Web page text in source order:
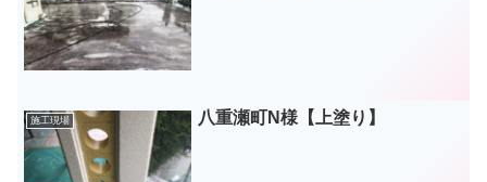
施工現場 八重瀬町N様【上塗り】